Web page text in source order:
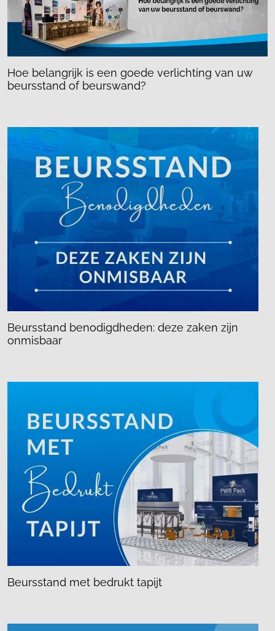
Hoe belangrijk is een goede verlichting van uw
beursstand of beurswand?
Beursstand benodigdheden: deze zaken zijn
onmisbaar
Beursstand met bedrukt tapijt